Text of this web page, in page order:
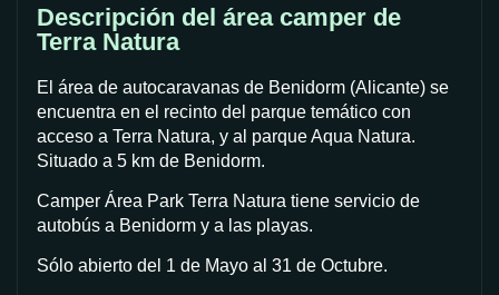
Descripción del área camper de
Terra Natura
El área de autocaravanas de Benidorm (Alicante) se
encuentra en el recinto del parque temático con
acceso a Terra Natura, y al parque Aqua Natura.
Situado a 5 km de Benidorm.
Camper Área Park Terra Natura tiene servicio de
autobús a Benidorm y a las playas.
Sólo abierto del 1 de Mayo al 31 de Octubre.